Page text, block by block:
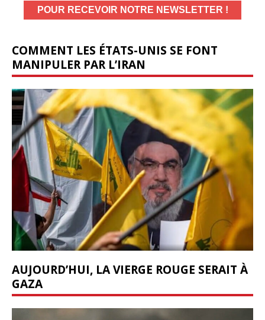
COMMENT LES ÉTATS-UNIS SE FONT
MANIPULER PAR L’IRAN
AUJOURD’HUI, LA VIERGE ROUGE SERAIT À
GAZA